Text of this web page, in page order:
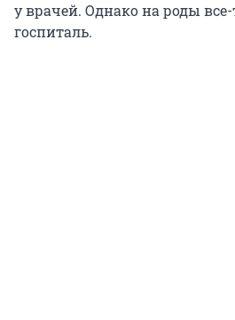
у врачей. Однако на роды
госпиталь.